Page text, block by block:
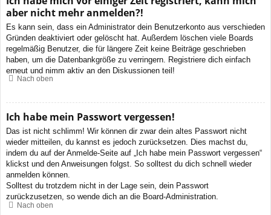
aber nicht mehr anmelden?!
Es kann sein, dass ein Administrator dein Benutzerkonto aus verschieden
Gründen deaktiviert oder gelöscht hat. Außerdem löschen viele Boards
regelmäßig Benutzer, die für längere Zeit keine Beiträge geschrieben
haben, um die Datenbankgröße zu verringern. Registriere dich einfach
erneut und nimm aktiv an den Diskussionen teil!
Nach oben
Ich habe mein Passwort vergessen!
Das ist nicht schlimm! Wir können dir zwar dein altes Passwort nicht
wieder mitteilen, du kannst es jedoch zurücksetzen. Dies machst du,
indem du auf der Anmelde-Seite auf „Ich habe mein Passwort vergessen“
klickst und den Anweisungen folgst. So solltest du dich schnell wieder
anmelden können.
Solltest du trotzdem nicht in der Lage sein, dein Passwort
zurückzusetzen, so wende dich an die Board-Administration.
Nach oben